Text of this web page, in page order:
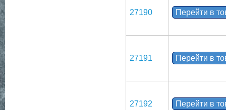
27190 Перейти в
27191 Перейти в
27192 Перейти в